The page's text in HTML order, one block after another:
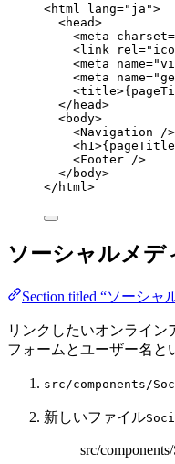
<html lang=" ja ">
<head>
<meta charset=
<link rel ="
<meta name="
<meta name="
<title>{
</ head>
<body>
<Navigation />
<h1 >{pageTitle
<Footer />
</ body>
</ html >
ソーシャルメデ
Section titled “ソーシ
リンクしたいオンライ
フォームとユーザー名と
src/components/
新しいファイル
src/